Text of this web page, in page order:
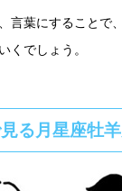
言葉にすることで
くでしょう。
る月星座牡